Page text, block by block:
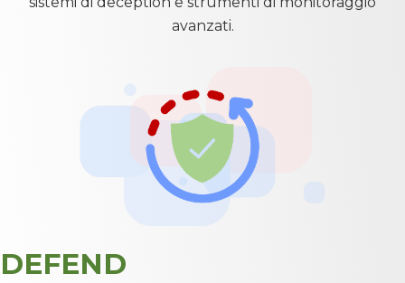
avanzati.
DEFEND